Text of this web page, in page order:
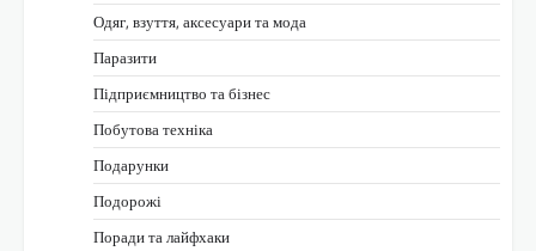
Одяг, взуття, аксесуари та мода
Паразити
Підприємництво та бізнес
Побутова техніка
Подарунки
Подорожі
Поради та лайфхаки